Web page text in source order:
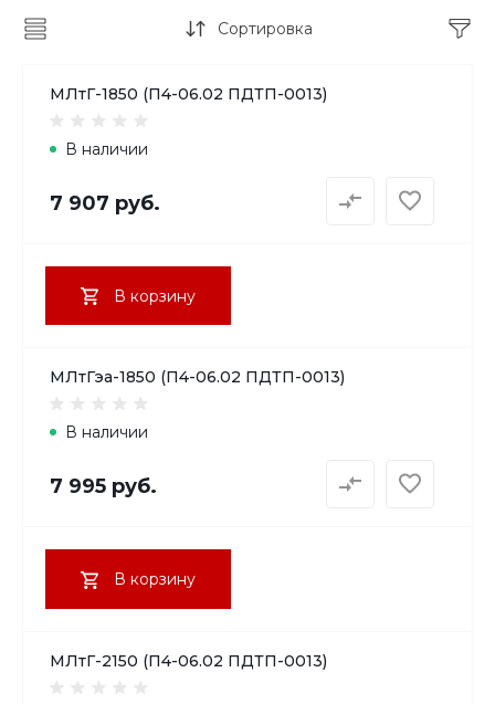
Сортировка
МЛтГ-1850 (П4-06.02 ПДТП-0013)
В наличии
7 907 руб.
В корзину
МЛтГэа-1850 (П4-06.02 ПДТП-0013)
В наличии
7 995 руб.
В корзину
МЛтГ-2150 (П4-06.02 ПДТП-0013)